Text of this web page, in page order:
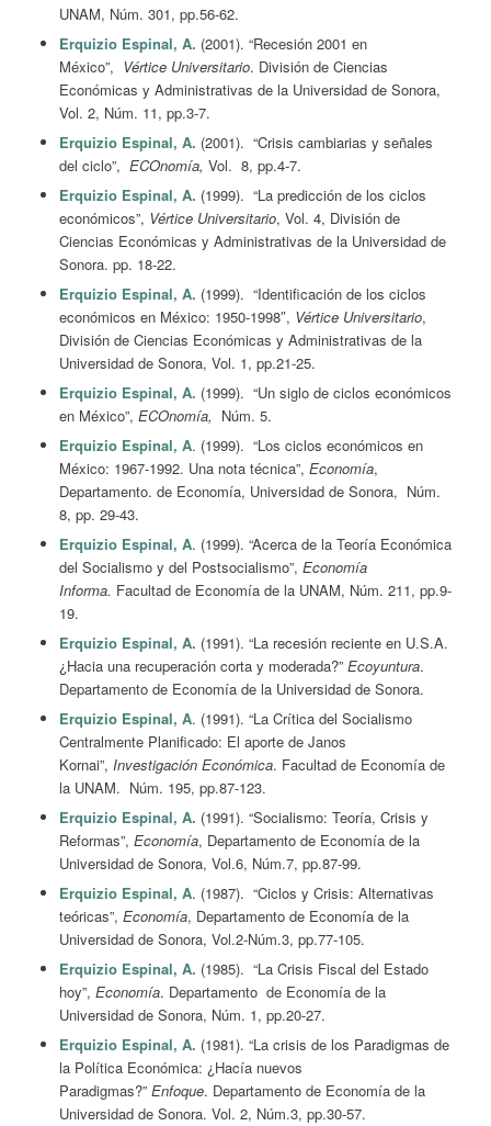
UNAM, Núm. 301, pp.56-62.
Erquizio Espinal, A. (2001). “Recesión 2001 en
México”, Vértice Universitario. División de Ciencias
Económicas y Administrativas de la Universidad de Sonora,
Vol. 2, Núm. 11, pp.3-7.
Erquizio Espinal, A. (2001). “Crisis cambiarias y señales
del ciclo”, ECOnomía, Vol. 8, pp.4-7.
Erquizio Espinal, A. (1999). “La predicción de los ciclos
económicos”, Vértice Universitario, Vol. 4, División de
Ciencias Económicas y Administrativas de la Universidad de
Sonora. pp. 18-22.
Erquizio Espinal, A. (1999). “Identificación de los ciclos
económicos en México: 1950-1998″, Vértice Universitario,
División de Ciencias Económicas y Administrativas de la
Universidad de Sonora, Vol. 1, pp.21-25.
Erquizio Espinal, A. (1999). “Un siglo de ciclos económicos
en México”, ECOnomía, Núm. 5.
Erquizio Espinal, A. (1999). “Los ciclos económicos en
México: 1967-1992. Una nota técnica”, Economía,
Departamento. de Economía, Universidad de Sonora, Núm.
8, pp. 29-43.
Erquizio Espinal, A. (1999). “Acerca de la Teoría Económica
del Socialismo y del Postsocialismo”, Economía
Informa. Facultad de Economía de la UNAM, Núm. 211, pp.9-
19.
Erquizio Espinal, A. (1991). “La recesión reciente en U.S.A.
¿Hacia una recuperación corta y moderada?” Ecoyuntura.
Departamento de Economía de la Universidad de Sonora.
Erquizio Espinal, A. (1991). “La Crítica del Socialismo
Centralmente Planificado: El aporte de Janos
Kornai”, Investigación Económica. Facultad de Economía de
la UNAM. Núm. 195, pp.87-123.
Erquizio Espinal, A. (1991). “Socialismo: Teoría, Crisis y
Reformas”, Economía, Departamento de Economía de la
Universidad de Sonora, Vol.6, Núm.7, pp.87-99.
Erquizio Espinal, A. (1987). “Ciclos y Crisis: Alternativas
teóricas”, Economía, Departamento de Economía de la
Universidad de Sonora, Vol.2-Núm.3, pp.77-105.
Erquizio Espinal, A. (1985). “La Crisis Fiscal del Estado
hoy”, Economía. Departamento de Economía de la
Universidad de Sonora, Núm. 1, pp.20-27.
Erquizio Espinal, A. (1981). “La crisis de los Paradigmas de
la Política Económica: ¿Hacía nuevos
Paradigmas?” Enfoque. Departamento de Economía de la
Universidad de Sonora. Vol. 2, Núm.3, pp.30-57.